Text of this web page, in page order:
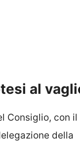
al
Consiglio, con
della